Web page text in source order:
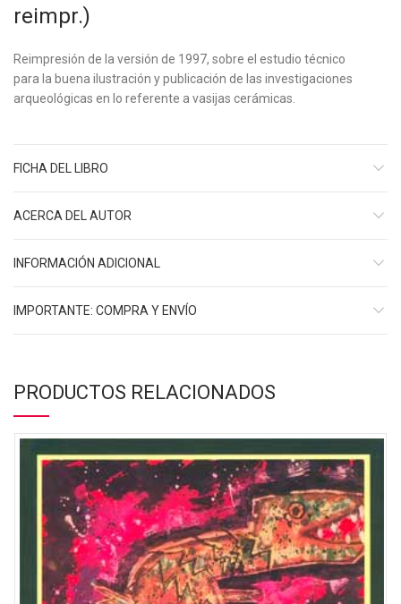
reimpr.)
Reimpresión de la versión de 1997, sobre el estudio técnico
para la buena ilustración y publicación de las investigaciones
arqueológicas en lo referente a vasijas cerámicas.
FICHA DEL LIBRO
ACERCA DEL AUTOR
INFORMACIÓN ADICIONAL
IMPORTANTE: COMPRA Y ENVÍO
PRODUCTOS RELACIONADOS